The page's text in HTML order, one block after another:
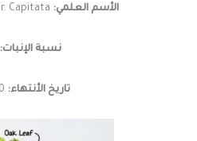
الأسم العلمي:
نسبة الإنبات:
تاريخ الأنتهاء: